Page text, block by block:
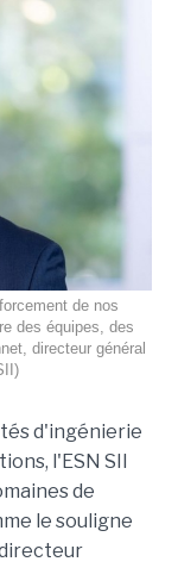
de nos
des équipes, des
directeur général
d'ingénierie
l'ESN SII
de
le souligne